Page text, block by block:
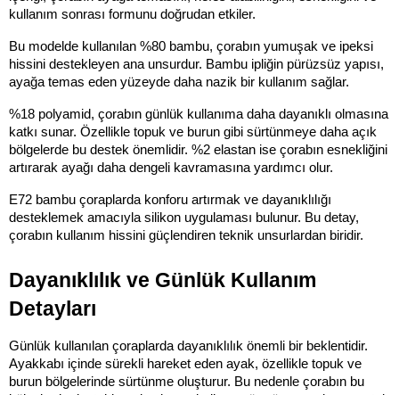
kullanım sonrası formunu doğrudan etkiler.
Bu modelde kullanılan %80 bambu, çorabın yumuşak ve ipeksi
hissini destekleyen ana unsurdur. Bambu ipliğin pürüzsüz yapısı,
ayağa temas eden yüzeyde daha nazik bir kullanım sağlar.
%18 polyamid, çorabın günlük kullanıma daha dayanıklı olmasına
katkı sunar. Özellikle topuk ve burun gibi sürtünmeye daha açık
bölgelerde bu destek önemlidir. %2 elastan ise çorabın esnekliğini
artırarak ayağı daha dengeli kavramasına yardımcı olur.
E72 bambu çoraplarda konforu artırmak ve dayanıklılığı
desteklemek amacıyla silikon uygulaması bulunur. Bu detay,
çorabın kullanım hissini güçlendiren teknik unsurlardan biridir.
Dayanıklılık ve Günlük Kullanım
Detayları
Günlük kullanılan çoraplarda dayanıklılık önemli bir beklentidir.
Ayakkabı içinde sürekli hareket eden ayak, özellikle topuk ve
burun bölgelerinde sürtünme oluşturur. Bu nedenle çorabın bu